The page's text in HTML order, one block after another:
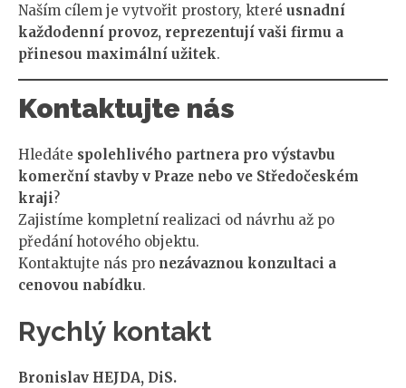
Naším cílem je vytvořit prostory, které usnadní
každodenní provoz, reprezentují vaši firmu a
přinesou maximální užitek.
Kontaktujte nás
Hledáte spolehlivého partnera pro výstavbu
komerční stavby v Praze nebo ve Středočeském
kraji?
Zajistíme kompletní realizaci od návrhu až po
předání hotového objektu.
Kontaktujte nás pro nezávaznou konzultaci a
cenovou nabídku.
Rychlý kontakt
Bronislav HEJDA, DiS.